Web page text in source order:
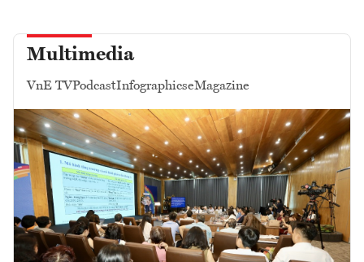
Multimedia
VnE TVPodcastInfographicseMagazine